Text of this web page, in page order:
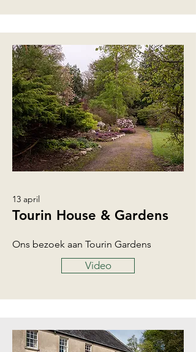
13 april
Tourin House & Gardens
Ons bezoek aan Tourin Gardens
Video